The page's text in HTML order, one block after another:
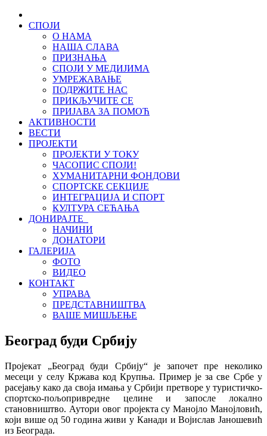
СПОЈИ
О НАМА
НАША СЛАВА
ПРИЗНАЊА
СПОЈИ У МЕДИЈИМА
УМРЕЖАВАЊЕ
ПОДРЖИТЕ НАС
ПРИКЉУЧИТЕ СЕ
ПРИЈАВА ЗА ПОМОЋ
АКТИВНОСТИ
ВЕСТИ
ПРОЈЕКТИ
ПРОЈЕКТИ У ТОКУ
ЧАСОПИС СПОЈИ!
ХУМАНИТАРНИ ФОНДОВИ
СПОРТСКЕ СЕКЦИЈЕ
ИНТЕГРАЦИЈА И СПОРТ
КУЛТУРА СЕЋАЊА
ДОНИРАЈТЕ
НАЧИНИ
ДОНАТОРИ
ГАЛЕРИЈА
ФОТО
ВИДЕО
КОНТАКТ
УПРАВА
ПРЕДСТАВНИШТВА
ВАШЕ МИШЉЕЊЕ
Београд буди Србију
Пројекат „Београд буди Србију“ je започет пре неколико
месеци у селу Кржава код Крупња. Пример је за све Србе у
расејању како да своја имања у Србији претворе у туристичко-
спортско-пољопривредне целине и запосле локално
становништво. Аутори овог пројекта су Манојло Манојловић,
који више од 50 година живи у Канади и Војислав Јаношевић
из Београда.